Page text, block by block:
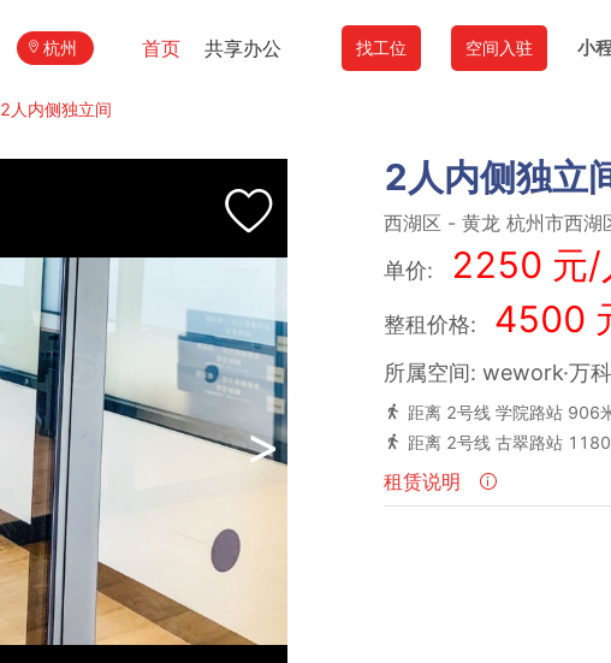
杭州 首页 共享办公 找工位 空间入驻 小
2人内侧独立间
>
2人内侧独立
西湖区 - 黄龙 杭州市西湖
单价: 2250 元/
整租价格: 4500
所属空间: wework·万
距离 2号线 学院路站 906
距离 2号线 古翠路站
租赁说明